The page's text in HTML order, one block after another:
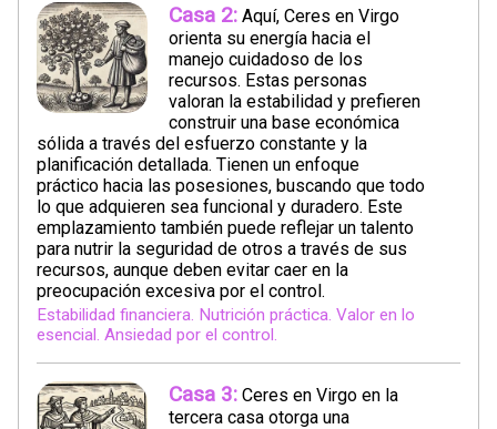
Casa 2: Aquí, Ceres en Virgo
orienta su energía hacia el
manejo cuidadoso de los
recursos. Estas personas
valoran la estabilidad y prefieren
construir una base económica
sólida a través del esfuerzo constante y la
planificación detallada. Tienen un enfoque
práctico hacia las posesiones, buscando que todo
lo que adquieren sea funcional y duradero. Este
emplazamiento también puede reflejar un talento
para nutrir la seguridad de otros a través de sus
recursos, aunque deben evitar caer en la
preocupación excesiva por el control.
Estabilidad financiera. Nutrición práctica. Valor en lo
esencial. Ansiedad por el control.
Casa 3: Ceres en Virgo en la
tercera casa otorga una